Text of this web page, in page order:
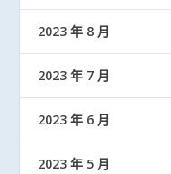
2023 年 8 月
2023 年 7 月
2023 年 6 月
2023 年 5 月